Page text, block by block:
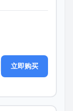
立即购买